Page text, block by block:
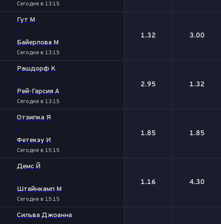
Сегодня в 13:15
Гут М
-
Байерлова М
Сегодня в 13:15
1.32 3.00
Рашдорф К
-
Рей-Гарсия А
Сегодня в 13:15
2.95 1.32
Отзипка Я
-
Фетекэу И
Сегодня в 15:15
1.85 1.85
Демс Й
-
Штайнкамп М
Сегодня в 15:15
1.16 4.30
Сильва Джоанна